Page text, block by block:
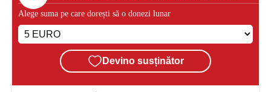
Alege suma pe care dorești să o donezi lunar
Devino susținător